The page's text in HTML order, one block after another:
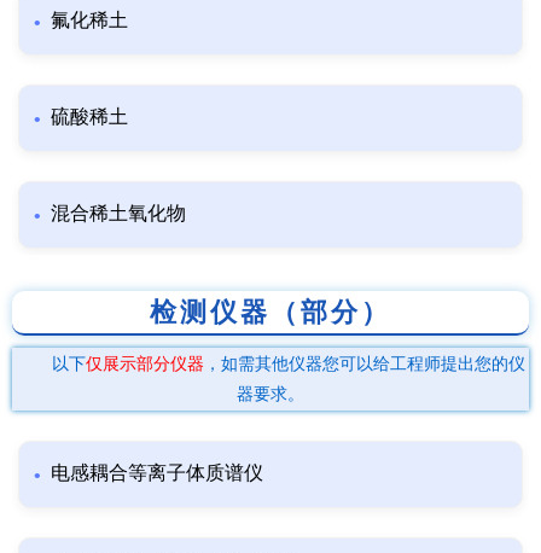
氟化稀土
硫酸稀土
混合稀土氧化物
检测仪器（部分）
以下仅展示部分仪器 ，如需其他仪器您可以给工程师提出您的仪
器要求。
电感耦合等离子体质谱仪